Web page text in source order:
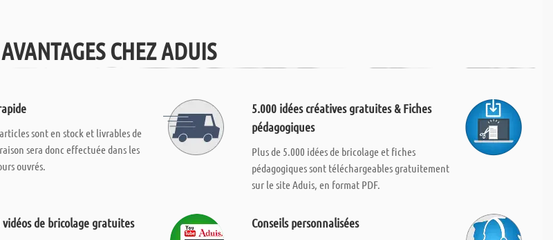
CHEZ ADUIS
sont en stock et livrables de
sera donc effectuée dans les
ouvrés.
5.000 idées créatives gratuites & Fiches
pédagogiques
Plus de 5.000 idées de bricolage et fiches
pédagogiques sont téléchargeables gratuitement
sur le site Aduis, en format PDF.
vidéos de bricolage gratuites Conseils personnalisées